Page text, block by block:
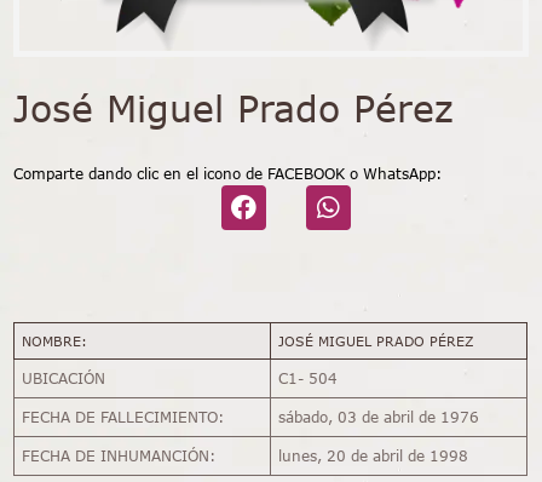
José Miguel Prado Pérez
Comparte dando clic en el icono de FACEBOOK o WhatsApp:
NOMBRE: JOSÉ MIGUEL PRADO PÉREZ
UBICACIÓN C1- 504
FECHA DE FALLECIMIENTO: sábado, 03 de abril de 1976
FECHA DE INHUMANCIÓN: lunes, 20 de abril de 1998